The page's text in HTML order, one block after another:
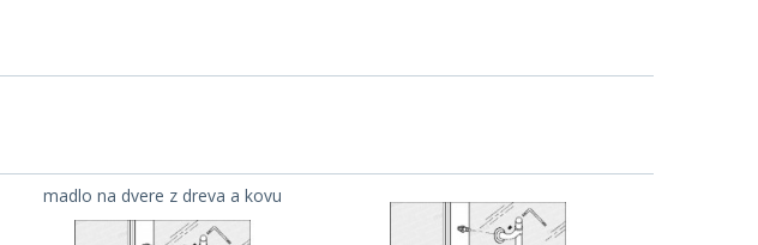
madlo na dvere z dreva a kovu